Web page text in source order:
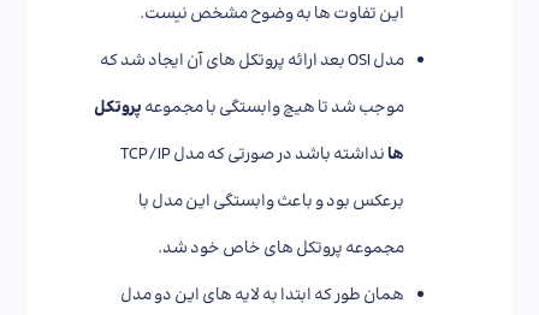
این تفاوت ها به وضوح مشخص نیست.
مدل OSI بعد ارائه پروتکل های آن ایجاد شد که
موجب شد تا هیچ وابستگی با مجموعهپروتکل
ها
نداشته باشد در صورتی که مدل TCP/IP
برعکس بود و باعث وابستگی این مدل با
مجموعه پروتکل های خاص خود شد.
همان طور که ابتدا به لایه های این دو مدل